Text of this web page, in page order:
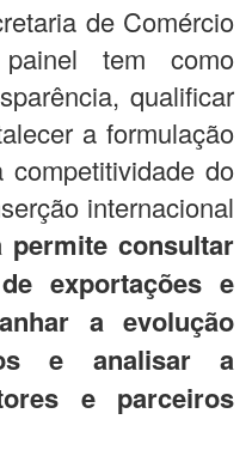
de Comércio
tem como
qualificar
a formulação
do
internacional
permite consultar
exportações e
a evolução
e analisar a
e parceiros